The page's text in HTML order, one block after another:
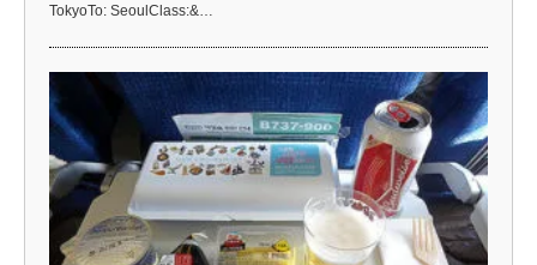
TokyoTo: SeoulClass:&…